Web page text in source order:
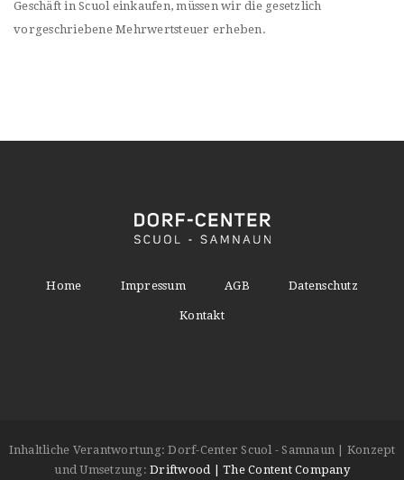
Geschäft in Scuol einkaufen, müssen wir die gesetzlich
vorgeschriebene Mehrwertsteuer erheben.
Home Impressum AGB Datenschutz
Kontakt
Inhaltliche Verantwortung: Dorf-Center Scuol - Samnaun | Konzept
und Umsetzung: Driftwood | The Content Company